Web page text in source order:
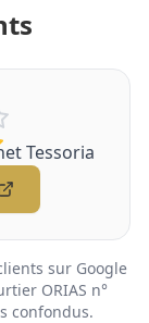
Tessoria
sur Google
ORIAS n°
confondus.